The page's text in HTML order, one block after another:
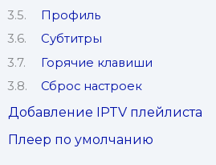
Профиль
Субтитры
Горячие клавиши
Сброс настроек
Добавление IPTV плейлиста
Плеер по умолчанию